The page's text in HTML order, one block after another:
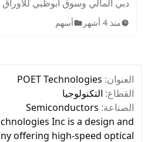
دبي المالي وسوق أبوظبي للأوراق
المدرجة، الأصول المتاحة، ساعات
الاستثمار للمبتدئين.
منذ 4 أشهر أسهم
العنوان: POET Technologies
القطاع: التكنولوجيا
الصناعة: Semiconductors
Inc is a design and
offering high-speed optical